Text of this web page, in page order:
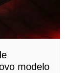
modelo